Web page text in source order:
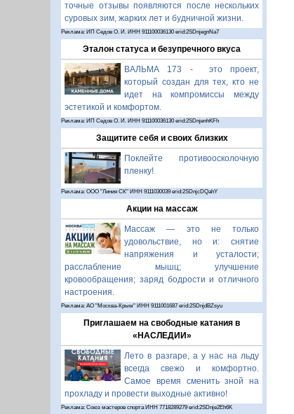
точные отзывы появляются после нескольких
суровых зим, жарких лет и будничной жизни.
Реклама: ИП Седов О. И. ИНН 911100036130 erid:2SDnjegnNa7
Эталон статуса и безупречного вкуса
ВАЛЬМА 173 - это проект,
который создан для тех, кто не
идет на компромиссы между
эстетикой и комфортом.
Реклама: ИП Седов О. И. ИНН 911100036130 erid:2SDnjenhKFh
Защитите себя и своих близких
Поклейте противоосколочную
пленку!
Реклама: ООО "Линия СК" ИНН 9111030039 erid:2SDnjcDQahY
Акции на массаж
Массаж — это не только
удовольствие, но и: снятие
напряжения и усталости;
расслабление мышц; улучшение
кровообращения; заряд бодрости и отличного
настроения.
Реклама: АО "Москва-Крым" ИНН 9111001687 erid:2SDnjdBZsyu
Приглашаем на свободные катания в
«НАСЛЕДИИ»
Лето в разгаре, а у нас на льду
всегда свежо и комфортно.
Самое время сменить зной на
прохладу и провести выходные активно!
Реклама: Союз мастеров спорта ИНН 7718289279 erid:2SDnje2Eh6K